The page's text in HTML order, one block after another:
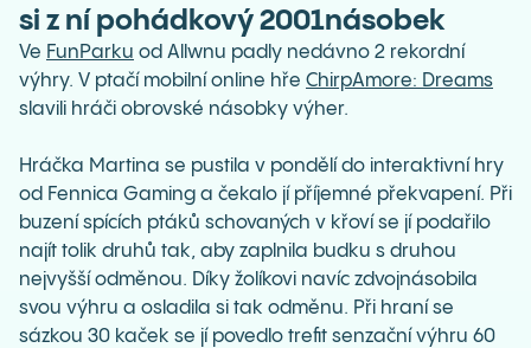
si z ní pohádkový 2001násobek
Ve FunParku od Allwnu padly nedávno 2 rekordní
výhry. V ptačí mobilní online hře ChirpAmore: Dreams
slavili hráči obrovské násobky výher.
Hráčka Martina se pustila v pondělí do interaktivní hry
od Fennica Gaming a čekalo jí příjemné překvapení. Při
buzení spících ptáků schovaných v křoví se jí podařilo
najít tolik druhů tak, aby zaplnila budku s druhou
nejvyšší odměnou. Díky žolíkovi navíc zdvojnásobila
svou výhru a osladila si tak odměnu. Při hraní se
sázkou 30 kaček se jí povedlo trefit senzační výhru 60